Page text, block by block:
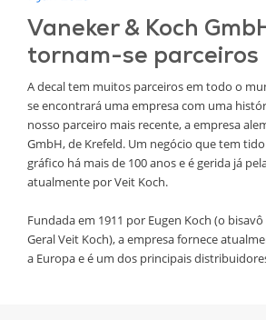
Vaneker & Koch
tornam-se parceiros
A decal tem muitos parceiros em todo o
se encontrará uma empresa com uma
nosso parceiro mais recente, a empresa
GmbH, de Krefeld. Um negócio que tem
gráfico há mais de 100 anos e é gerida já
atualmente por Veit Koch.
Fundada em 1911 por Eugen Koch (o
Geral Veit Koch), a empresa fornece
a Europa e é um dos principais